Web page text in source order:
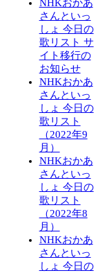
NHKおかあ
さんといっ
しょ 今日の
歌リスト サ
イト移行の
お知らせ
NHKおかあ
さんといっ
しょ 今日の
歌リスト
（2022年9
月）
NHKおかあ
さんといっ
しょ 今日の
歌リスト
（2022年8
月）
NHKおかあ
さんといっ
しょ 今日の